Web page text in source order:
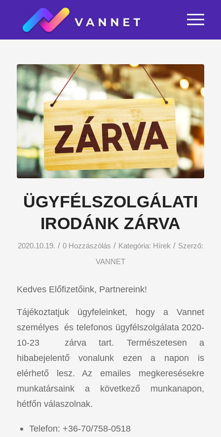
ÜGYFÉLSZOLGÁLATI
IRODÁNK ZÁRVA
2020.10.19. / 0 Hozzászólás / Kategória: Hírek / Szerző:
VANNET
Kedves Előfizetőink, Partnereink!
Tájékoztatjuk ügyfeleinket, hogy a Vannet
személyes és telefonos ügyfélszolgálata 2020-
10-23 zárva tart. Természetesen a
hibabejelentő vonalunk ezen a napon is
elérhető lesz. Az emailes megkeresésekre
munkatársaink a következő munkanapon,
hétfőn válaszolnak.
Telefon: +36-70/758-0518